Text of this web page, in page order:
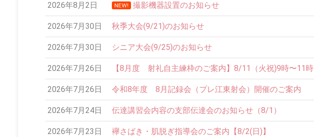
2026年8月2日 NEW! 撮影機器設置のお知らせ
2026年7月30日 秋季大会(9/21)のお知らせ
2026年7月30日 シニア大会(9/25)のお知らせ
2026年7月26日 【8月度 射礼自主練枠のご案内】8/11（火祝)9時〜11時
2026年7月26日 令和8年度 8月記録会（プレ江東射会）開催のご案内
2026年7月24日 伝達講習会内容の支部伝達会のお知らせ（8/1）
2026年7月23日 襷さばき・肌脱ぎ指導会のご案内【8/2(日)】
12:00 AM
1:00 AM
2:00 AM